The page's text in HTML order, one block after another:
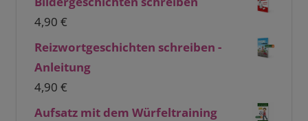
4,90 €
Reizwortgeschichten schreiben -
Anleitung
4,90 €
Aufsatz mit dem Würfeltraining